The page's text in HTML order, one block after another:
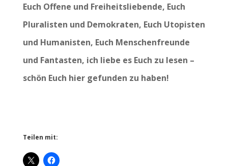
Euch Offene und Freiheitsliebende, Euch
Pluralisten und Demokraten, Euch Utopisten
und Humanisten, Euch Menschenfreunde
und Fantasten, ich liebe es Euch zu lesen –
schön Euch hier gefunden zu haben!
Teilen mit: